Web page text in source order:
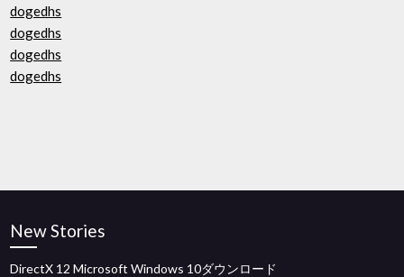
dogedhs
dogedhs
dogedhs
dogedhs
New Stories
DirectX 12 Microsoft Windows 10ダウンロード